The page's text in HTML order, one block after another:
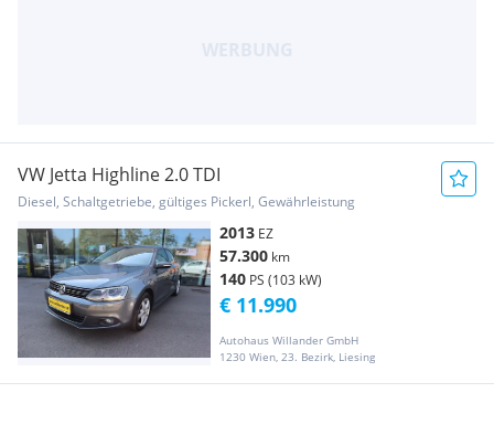
VW Jetta Highline 2.0 TDI
Diesel, Schaltgetriebe, gültiges Pickerl, Gewährleistung
2013 EZ
57.300 km
140 PS (103 kW)
Autohaus Willander GmbH
1230 Wien, 23. Bezirk, Liesing
€ 11.990